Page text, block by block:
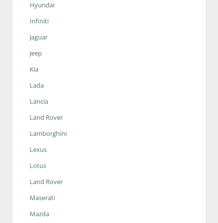
Hyundai
Infiniti
Jaguar
Jeep
Kia
Lada
Lancia
Land Rover
Lamborghini
Lexus
Lotus
Land Rover
Maserati
Mazda